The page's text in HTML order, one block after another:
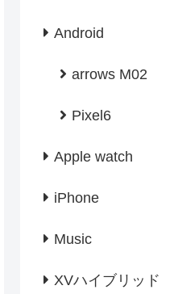
Android
arrows M02
Pixel6
Apple watch
iPhone
Music
XVハイブリッド